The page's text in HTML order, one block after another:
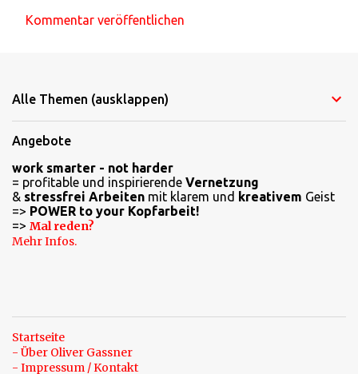
m
n
t
a
r
e
Kommentar veröffentlichen
Alle Themen (ausklappen)
Angebote
work smarter - not harder
= profitable und inspirierende Vernetzung
& stressfrei Arbeiten mit klarem und kreativem Geist
=> POWER to your Kopfarbeit!
=> Mal reden?
Mehr Infos.
Startseite
- Über Oliver Gassner
- Impressum / Kontakt